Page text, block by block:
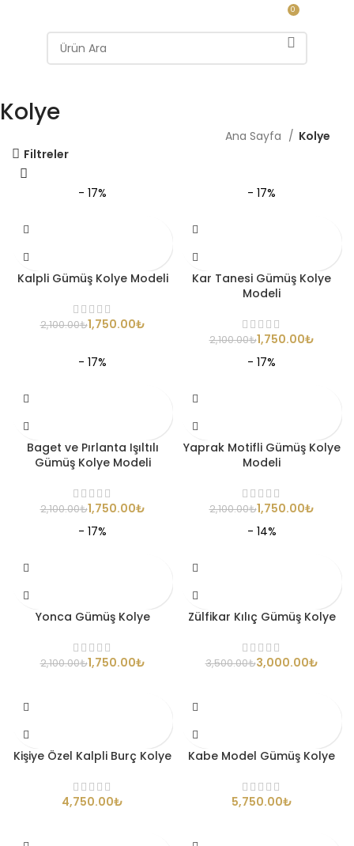
0
Kolye
Ana Sayfa
Kolye
Filtreler
- 17%
Kalpli Gümüş Kolye Modeli
2,100.00₺1,750.00₺
- 17%
Kar Tanesi Gümüş Kolye
Modeli
2,100.00₺1,750.00₺
- 17%
Baget ve Pırlanta Işıltılı
Gümüş Kolye Modeli
2,100.00₺1,750.00₺
- 17%
Yaprak Motifli Gümüş Kolye
Modeli
2,100.00₺1,750.00₺
- 17%
Yonca Gümüş Kolye
2,100.00₺1,750.00₺
- 14%
Zülfikar Kılıç Gümüş Kolye
3,500.00₺3,000.00₺
Kişiye Özel Kalpli Burç Kolye
₺
Kabe Model Gümüş Kolye
₺